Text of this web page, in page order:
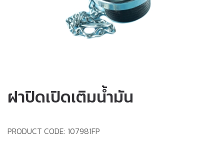
ฝาปิดเปิดเติมน้ำมัน
PRODUCT CODE: 107981FP